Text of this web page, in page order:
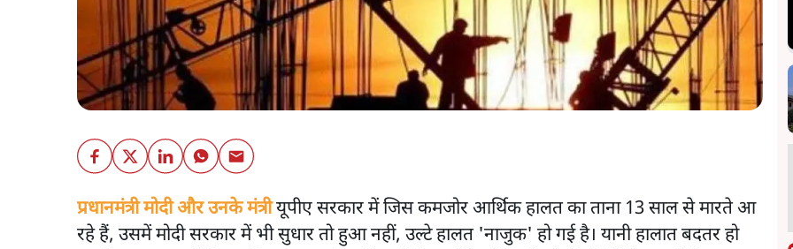
प्रधानमंत्री मोदी और उनके मंत्रीयूपीए सरकार में जिस कमजोर आर्थिक हालत का ताना 13 साल से मारते आ
रहे हैं, उसमें मोदी सरकार में भी सुधार तो हुआ नहीं, उल्टे हालत 'नाजुक' हो गई है। यानी हालात बदतर हो